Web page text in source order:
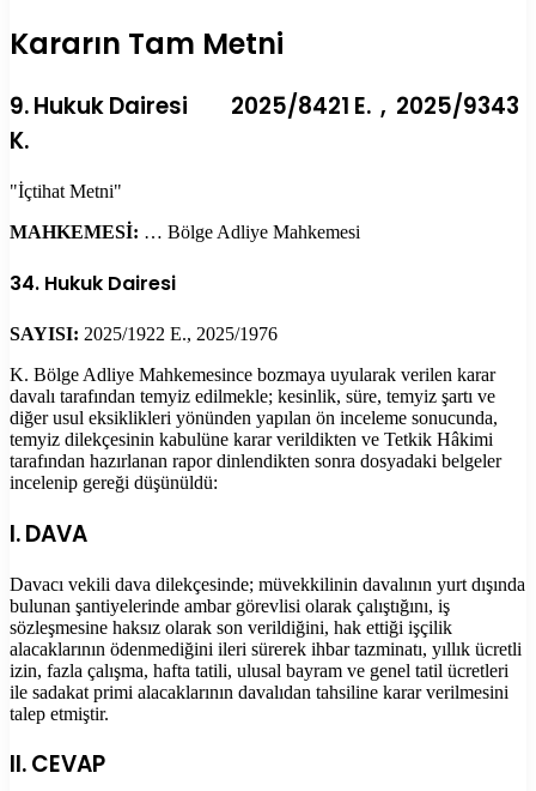
Kararın Tam Metni
9. Hukuk Dairesi 2025/8421 E. , 2025/9343
K.
"İçtihat Metni"
MAHKEMESİ: … Bölge Adliye Mahkemesi
34. Hukuk Dairesi
SAYISI: 2025/1922 E., 2025/1976
K. Bölge Adliye Mahkemesince bozmaya uyularak verilen karar
davalı tarafından temyiz edilmekle; kesinlik, süre, temyiz şartı ve
diğer usul eksiklikleri yönünden yapılan ön inceleme sonucunda,
temyiz dilekçesinin kabulüne karar verildikten ve Tetkik Hâkimi
tarafından hazırlanan rapor dinlendikten sonra dosyadaki belgeler
incelenip gereği düşünüldü:
I. DAVA
Davacı vekili dava dilekçesinde; müvekkilinin davalının yurt dışında
bulunan şantiyelerinde ambar görevlisi olarak çalıştığını, iş
sözleşmesine haksız olarak son verildiğini, hak ettiği işçilik
alacaklarının ödenmediğini ileri sürerek ihbar tazminatı, yıllık ücretli
izin, fazla çalışma, hafta tatili, ulusal bayram ve genel tatil ücretleri
ile sadakat primi alacaklarının davalıdan tahsiline karar verilmesini
talep etmiştir.
II. CEVAP